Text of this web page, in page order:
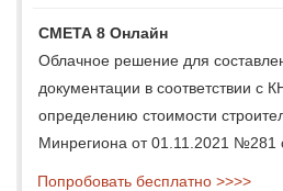
СМЕТА 8 Онлайн
Облачное решение для
документации в соответствии с
определению стоимости
Минрегиона от 01.11.2021 №281
Попробовать бесплатно >>>>